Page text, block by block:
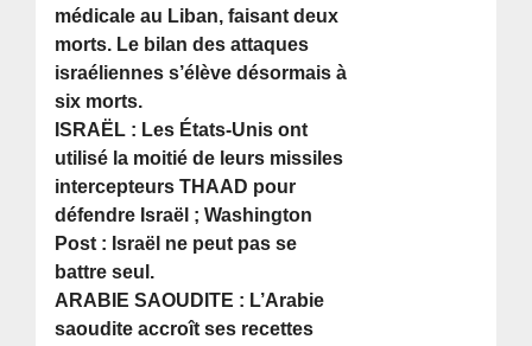
médicale au Liban, faisant deux
morts. Le bilan des attaques
israéliennes s’élève désormais à
six morts.
ISRAËL : Les États-Unis ont
utilisé la moitié de leurs missiles
intercepteurs THAAD pour
défendre Israël ; Washington
Post : Israël ne peut pas se
battre seul.
ARABIE SAOUDITE : L’Arabie
saoudite accroît ses recettes